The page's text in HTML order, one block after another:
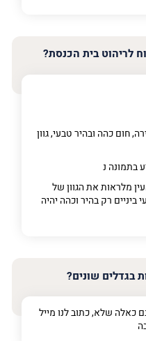
לריהוט בית הכנסת?
2-3 צבעים לבחירה, חום כהה ובהיר טבעי, גוון
מלראות את הגוון של
ביניים רק בהיר וכהה יהיה
בגדלים שונים?
שלא, כתוב לנו מייל